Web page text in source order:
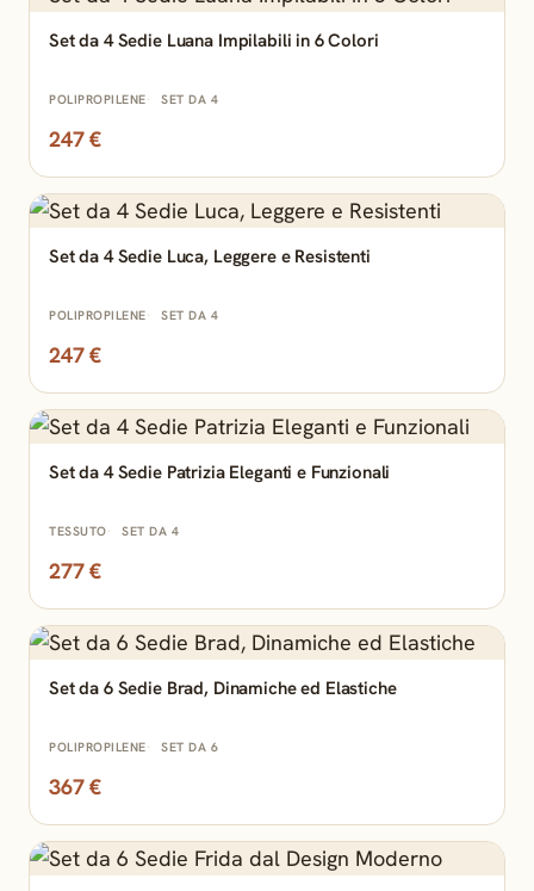
Set da 4 Sedie Luana Impilabili in 6 Colori
POLIPROPILENE SET DA 4
247 €
Set da 4 Sedie Luca, Leggere e Resistenti
POLIPROPILENE SET DA 4
247 €
Set da 4 Sedie Patrizia Eleganti e Funzionali
TESSUTO SET DA 4
277 €
Set da 6 Sedie Brad, Dinamiche ed Elastiche
POLIPROPILENE SET DA 6
367 €